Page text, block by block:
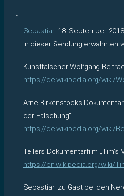
Sebastian 18. September 2018
In dieser Sendung erwähnten
Kunstfälscher Wolfgang
https://de.wikipedia.org/wiki/
Arne Birkenstocks
der Fälschung“
https://de.wikipedia.org/wiki/
Tellers Dokumentarfilm „Tim’s
https://en.wikipedia.org/wiki/
Sebastian zu Gast bei den